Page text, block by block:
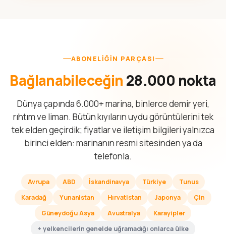
ABONELIĞIN PARÇASI
Bağlanabileceğin 28.000 nokta
Dünya çapında 6.000+ marina, binlerce demir yeri,
rıhtım ve liman. Bütün kıyıların uydu görüntülerini tek
tek elden geçirdik; fiyatlar ve iletişim bilgileri yalnızca
birinci elden: marinanın resmi sitesinden ya da
telefonla.
Avrupa ABD İskandinavya Türkiye
Tunus
Karadağ
Yunanistan Hırvatistan Japonya
Çin
Güneydoğu Asya
Avustralya
Karayipler
+ yelkencilerin genelde uğramadığı onlarca ülke